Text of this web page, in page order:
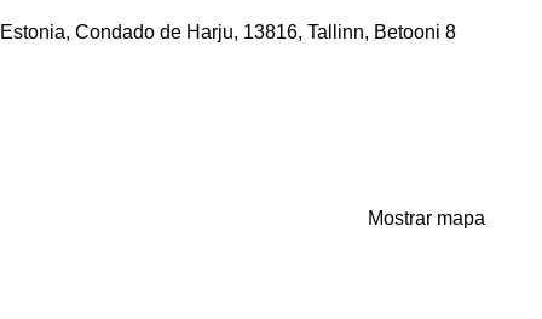
Estonia, Condado de Harju, 13816, Tallinn, Betooni 8
Mostrar mapa